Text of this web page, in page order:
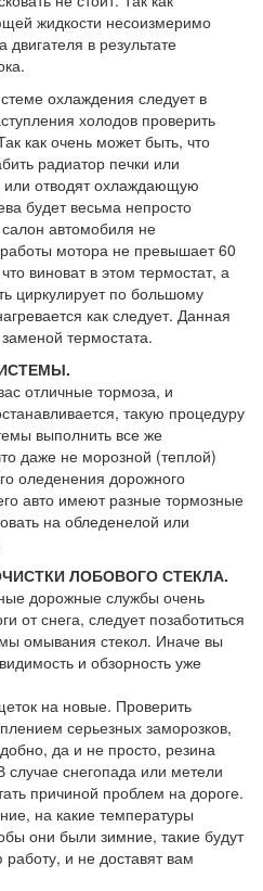
жидкости несоизмеримо
в результате
охлаждения следует в
холодов проверить
как очень может быть, что
радиатор печки или
или отводят охлаждающую
будет весьма непросто
автомобиля не
мотора не превышает 60
виноват в этом термостат, а
циркулирует по большому
как следует. Данная
термостата.
отличные тормоза, и
такую процедуру
выполнить все же
даже не морозной (теплой)
оледенения дорожного
авто имеют разные тормозные
на обледенелой или
ЛОБОВОГО СТЕКЛА.
дорожные службы очень
от снега, следует позаботиться
омывания стекол. Иначе вы
и обзорность уже
на новые. Проверить
серьезных заморозков,
да и не просто, резина
случае снегопада или метели
причиной проблем на дороге.
на какие температуры
они были зимние, такие будут
и не доставят вам